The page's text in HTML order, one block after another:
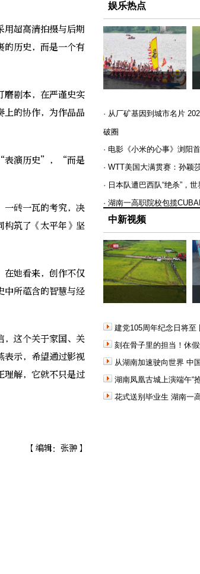
超高清拍摄与后期
的历史，而是一个有
剧本，在严谨史实
上的协作，为作品品
表演历史”，“而是
砖一瓦的考究，决
筑了《太平年》坚
她看来，创作不仅
中所蕴含的智慧与经
这个关于家国、关
表示，希望通过影视
理解，它就不只是过
【编辑：张翀】
娱乐热点
· 从厂矿基因到城市名片
破圈
· 电影《小米的心事》浏阳
· WTT美国大满贯赛：孙颖
· 日本队遭巴西队“绝杀”，
· 湖南一高职院校包揽
中新视频
建党105周年纪念日将至
刻在骨子里的担当！休
从湖南加速驶向世界 中
湖南凤凰古城上演端午“
花式送别毕业生 湖南一